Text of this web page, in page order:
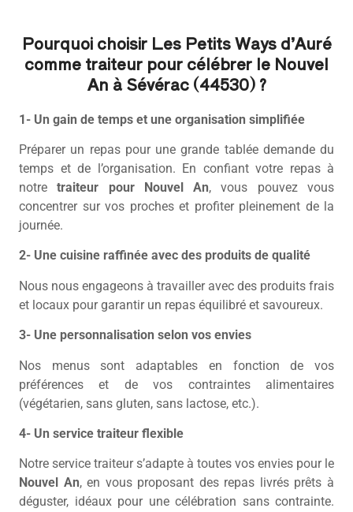
Pourquoi choisir Les Petits Ways d’Auré
comme traiteur pour célébrer le Nouvel
An à Sévérac (44530) ?
1- Un gain de temps et une organisation simplifiée
Préparer un repas pour une grande tablée demande du
temps et de l’organisation. En confiant votre repas à
notretraiteur pour Nouvel An, vous pouvez vous
concentrer sur vos proches et profiter pleinement de la
journée.
2- Une cuisine raffinée avec des produits de qualité
Nous nous engageons à travailler avec des produits frais
et locaux pour garantir un repas équilibré et savoureux.
3- Une personnalisation selon vos envies
Nos menus sont adaptables en fonction de vos
préférences et de vos contraintes alimentaires
(végétarien, sans gluten, sans lactose, etc.).
4- Un service traiteur flexible
Notre service traiteur s’adapte à toutes vos envies pour le
Nouvel An, en vous proposant des repas livrés prêts à
déguster, idéaux pour une célébration sans contrainte.